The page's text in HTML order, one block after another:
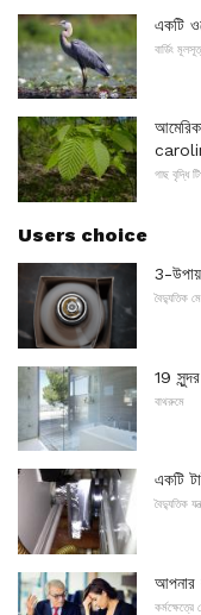
একটি
বার্ডিং
গাছ বৃদ্ধি
Users choice
3-
বৈদ্যুতিক
19
বাথরুমে
একটি
বৈদ্যুতিক
আপনার
কর্মক্ষেত্রে